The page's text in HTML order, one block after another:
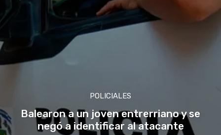
POLICIALES
Balearon a un joven entrerriano y se
negó a identificar al atacante